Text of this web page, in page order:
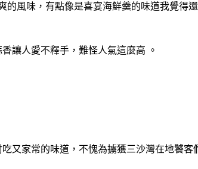
風味，有點像是喜宴海鮮羹的味道我覺得還
讓人愛不釋手，難怪人氣這麼高 。
又家常的味道，不愧為擄獲三沙灣在地饕客